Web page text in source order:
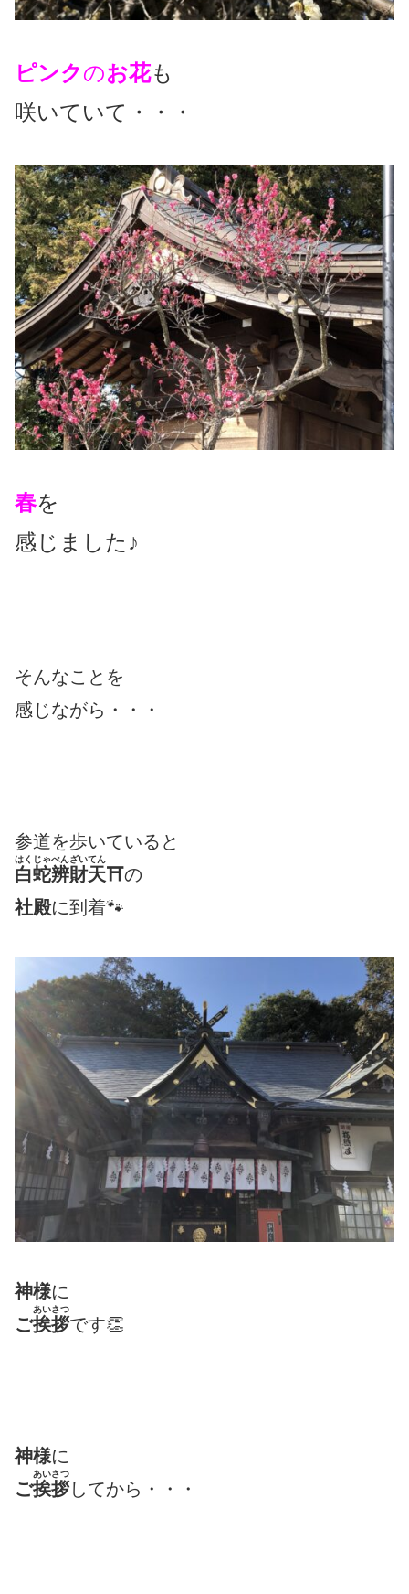
ピンクのお花も
咲いていて・・・
春を
感じました♪
そんなことを
感じながら・・・
参道を歩いていると
白蛇辨財天
はくじゃべんざいてん
⛩の
社殿に到着🐾
神様に
ご挨拶
あいさつ
です👏
神様に
ご挨拶
あいさつ
してから・・・